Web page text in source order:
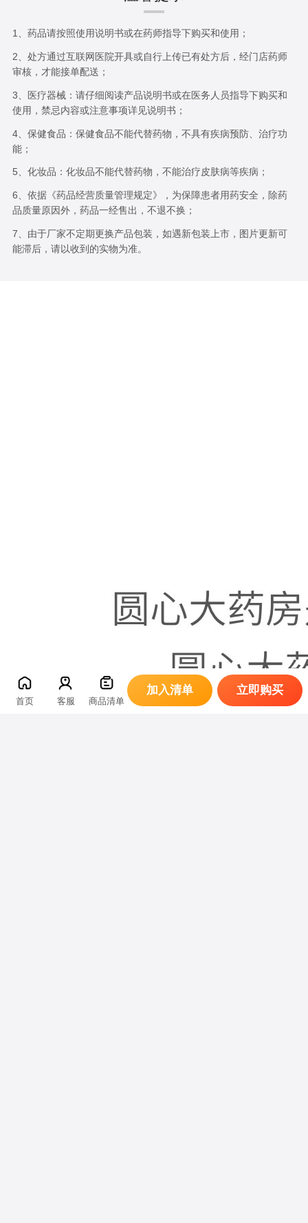
1、药品请按照使用说明书或在药师指导下购买和使用；
2、处方通过互联网医院开具或自行上传已有处方后，经门店药师
审核，才能接单配送；
3、医疗器械：请仔细阅读产品说明书或在医务人员指导下购买和
使用，禁忌内容或注意事项详见说明书；
4、保健食品：保健食品不能代替药物，不具有疾病预防、治疗功
能；
5、化妆品：化妆品不能代替药物，不能治疗皮肤病等疾病；
6、依据《药品经营质量管理规定》，为保障患者用药安全，除药
品质量原因外，药品一经售出，不退不换；
7、由于厂家不定期更换产品包装，如遇新包装上市，图片更新可
能滞后，请以收到的实物为准。
首页 客服 商品清单
加入清单 立即购买